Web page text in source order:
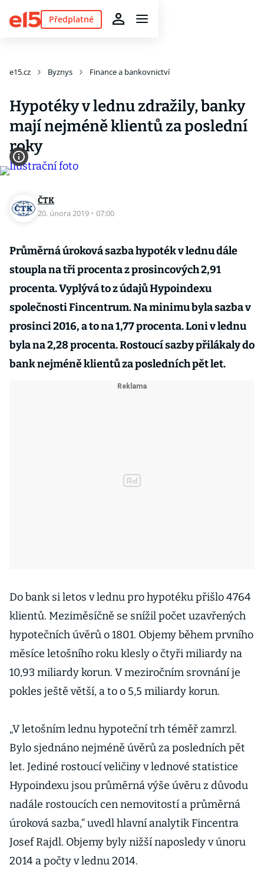
Předplatné
e15.cz Byznys Finance a bankovnictví
Hypotéky v lednu zdražily, banky
mají nejméně klientů za poslední
roky
ČTK
20. února 2019 · 07:00
Průměrná úroková sazba hypoték v lednu dále
stoupla na tři procenta z prosincových 2,91
procenta. Vyplývá to z údajů Hypoindexu
společnosti Fincentrum. Na minimu byla sazba v
prosinci 2016, a to na 1,77 procenta. Loni v lednu
byla na 2,28 procenta. Rostoucí sazby přilákaly do
bank nejméně klientů za posledních pět let.
Do bank si letos v lednu pro hypotéku přišlo 4764
klientů. Meziměsíčně se snížil počet uzavřených
hypotečních úvěrů o 1801. Objemy během prvního
měsíce letošního roku klesly o čtyři miliardy na
10,93 miliardy korun. V meziročním srovnání je
pokles ještě větší, a to o 5,5 miliardy korun.
„V letošním lednu hypoteční trh téměř zamrzl.
Bylo sjednáno nejméně úvěrů za posledních pět
let. Jediné rostoucí veličiny v lednové statistice
Hypoindexu jsou průměrná výše úvěru z důvodu
nadále rostoucích cen nemovitostí a průměrná
úroková sazba,“ uvedl hlavní analytik Fincentra
Josef Rajdl. Objemy byly nižší naposledy v únoru
2014 a počty v lednu 2014.